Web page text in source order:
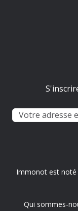
Immonot est noté
Qui sommes-